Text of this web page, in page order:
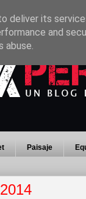
Paisaje
deliver its
and
abuse.